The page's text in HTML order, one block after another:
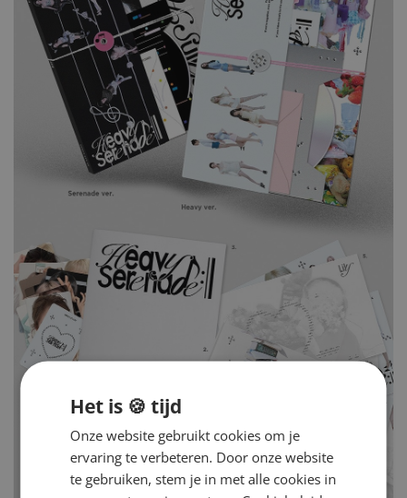
Het is 🍪 tijd
Onze website gebruikt cookies om je
ervaring te verbeteren. Door onze website
te gebruiken, stem je in met alle cookies in